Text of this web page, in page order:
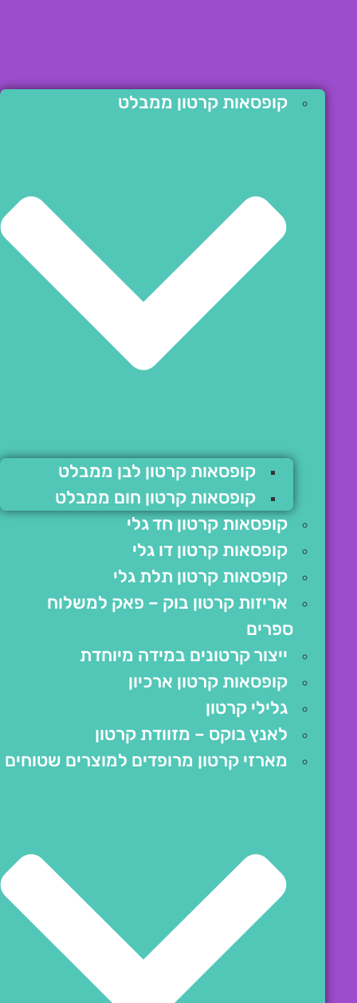
קופסאות קרטון ממבלט
קופסאות קרטון לבן ממבלט
קופסאות קרטון חום ממבלט
קופסאות קרטון חד גלי
קופסאות קרטון דו גלי
קופסאות קרטון תלת גלי
אריזות קרטון בוק – פאק למשלוח
ספרים
ייצור קרטונים במידה מיוחדת
קופסאות קרטון ארכיון
גלילי קרטון
לאנץ בוקס – מזוודת קרטון
מארזי קרטון מרופדים למוצרים שטוחים